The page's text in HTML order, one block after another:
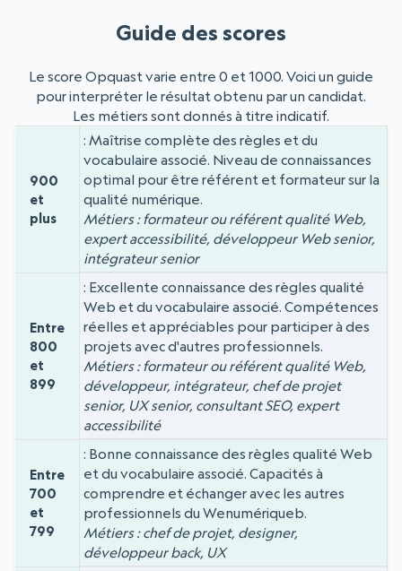
Guide des scores
Le score Opquast varie entre 0 et 1000. Voici un guide
pour interpréter le résultat obtenu par un candidat.
Les métiers sont donnés à titre indicatif.
Niveau
900
et
plus
Maîtrise complète des règles et du
vocabulaire associé. Niveau de connaissances
optimal pour être référent et formateur sur la
qualité numérique.
Métiers : formateur ou référent qualité Web,
expert accessibilité, développeur Web senior,
intégrateur senior
Entre
800
et
899
Excellente connaissance des règles qualité
Web et du vocabulaire associé. Compétences
réelles et appréciables pour participer à des
projets avec d'autres professionnels.
Métiers : formateur ou référent qualité Web,
développeur, intégrateur, chef de projet
senior, UX senior, consultant SEO, expert
accessibilité
Entre
700
et
799
Bonne connaissance des règles qualité Web
et du vocabulaire associé. Capacités à
comprendre et échanger avec les autres
professionnels du Wenumériqueb.
Métiers : chef de projet, designer,
développeur back, UX